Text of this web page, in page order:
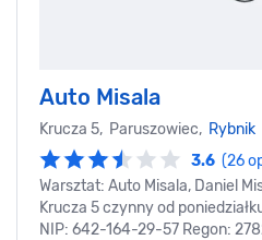
Auto Misala
Krucza 5, Paruszowiec, Rybnik
3.6 (26
Warsztat: Auto Misala, Daniel
Krucza 5 czynny od
NIP: 642-164-29-57 Regon: